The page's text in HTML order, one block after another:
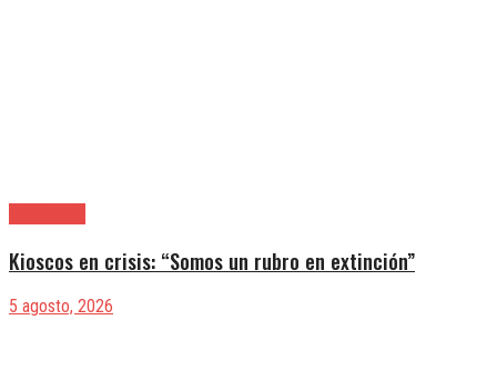
Kioscos en crisis: “Somos un rubro en extinción”
5 agosto, 2026